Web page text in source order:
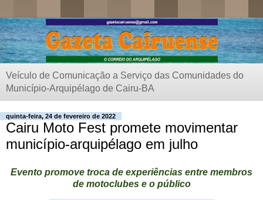
Veículo de Comunicação a Serviço das Comunidades do
Município-Arquipélago de Cairu-BA
quinta-feira, 24 de fevereiro de 2022
Cairu Moto Fest promete movimentar
município-arquipélago em julho
Evento promove troca de experiências entre membros
de motoclubes e o público